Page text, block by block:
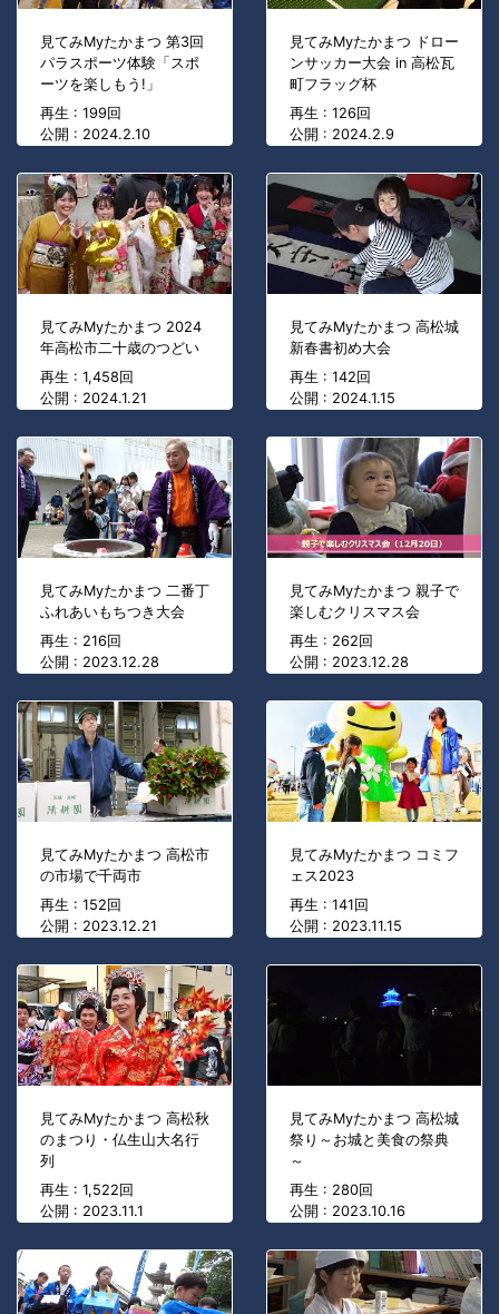
見てみMyたかまつ 第3回
パラスポーツ体験「スポ
ーツを楽しもう!」
再生 : 199回
公開 : 2024.2.10
見てみMyたかまつ ドロー
ンサッカー大会 in 高松瓦
町フラッグ杯
再生 : 126回
公開 : 2024.2.9
見てみMyたかまつ 2024
年高松市二十歳のつどい
再生 : 1,458回
公開 : 2024.1.21
見てみMyたかまつ 高松城
新春書初め大会
再生 : 142回
公開 : 2024.1.15
見てみMyたかまつ 二番丁
ふれあいもちつき大会
再生 : 216回
公開 : 2023.12.28
見てみMyたかまつ 親子で
楽しむクリスマス会
再生 : 262回
公開 : 2023.12.28
見てみMyたかまつ 高松市
の市場で千両市
再生 : 152回
公開 : 2023.12.21
見てみMyたかまつ コミフ
ェス2023
再生 : 141回
公開 : 2023.11.15
見てみMyたかまつ 高松秋
のまつり・仏生山大名行
列
再生 : 1,522回
公開 : 2023.11.1
見てみMyたかまつ 高松城
祭り～お城と美食の祭典
～
再生 : 280回
公開 : 2023.10.16